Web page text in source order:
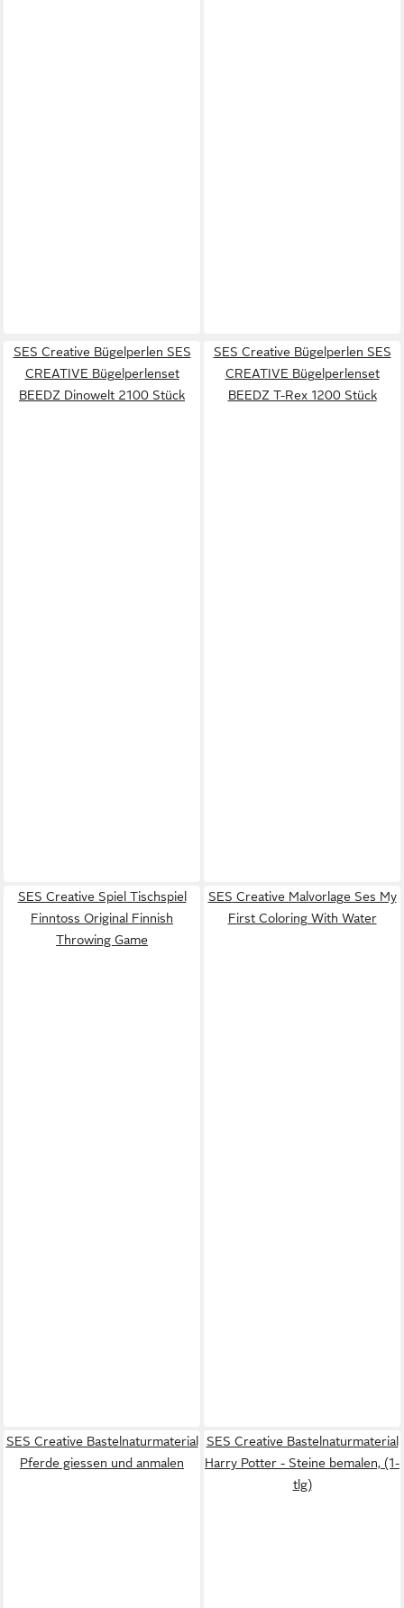
SES Creative Bügelperlen SES
CREATIVE Bügelperlenset
BEEDZ Dinowelt 2100 Stück
SES Creative Bügelperlen SES
CREATIVE Bügelperlenset
BEEDZ T-Rex 1200 Stück
SES Creative Spiel Tischspiel
Finntoss Original Finnish
Throwing Game
SES Creative Malvorlage Ses My
First Coloring With Water
SES Creative Bastelnaturmaterial
Pferde giessen und anmalen
SES Creative Bastelnaturmaterial
Harry Potter - Steine bemalen, (1-
tlg)